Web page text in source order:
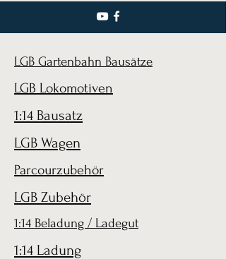
LGB Gartenbahn Bausätze
LGB Lokomotiven
1:14 Bausatz
LGB Wagen
Parcourzubehör
LGB Zubehör
1:14 Beladung / Ladegut
1:14 Ladung